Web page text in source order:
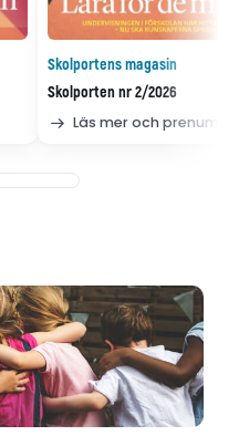
Skolportens magasin
Skolporten nr 2/2026
Läs mer och